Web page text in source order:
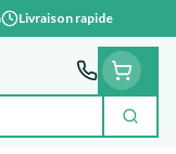
Livraison rapide